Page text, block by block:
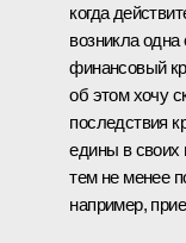
когда
возникла
финансовый
об этом хочу
последствия
едины в своих
тем не менее
например,